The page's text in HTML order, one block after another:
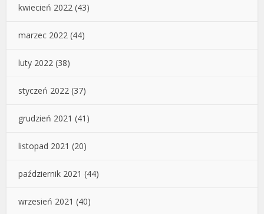
kwiecień 2022 (43)
marzec 2022 (44)
luty 2022 (38)
styczeń 2022 (37)
grudzień 2021 (41)
listopad 2021 (20)
październik 2021 (44)
wrzesień 2021 (40)